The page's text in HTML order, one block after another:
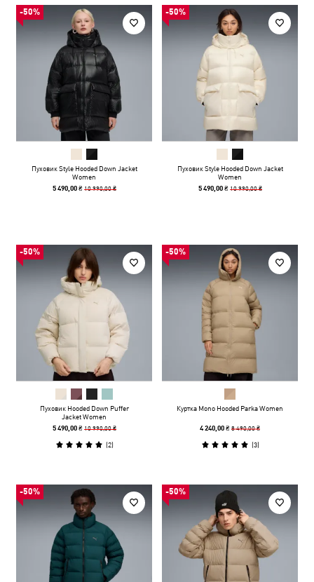
-50%
Пуховик Style Hooded Down Jacket
Women
5 490,00 ₴ 10 990,00 ₴
-50%
Пуховик Style Hooded Down Jacket
Women
5 490,00 ₴ 10 990,00 ₴
-50%
Пуховик Hooded Down Puffer
Jacket Women
5 490,00 ₴ 10 990,00 ₴
(2)
-50%
Куртка Mono Hooded Parka Women
4 240,00 ₴8 490,00 ₴
(3)
-50% -50%